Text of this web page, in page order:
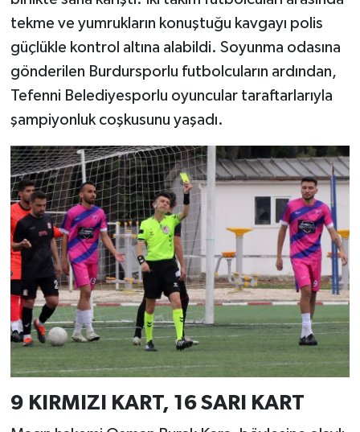
tekme ve yumrukların konuştuğu kavgayı polis
güçlükle kontrol altına alabildi. Soyunma odasına
gönderilen Burdursporlu futbolcuların ardından,
Tefenni Belediyesporlu oyuncular taraftarlarıyla
şampiyonluk coşkusunu yaşadı.
9 KIRMIZI KART, 16 SARI KART